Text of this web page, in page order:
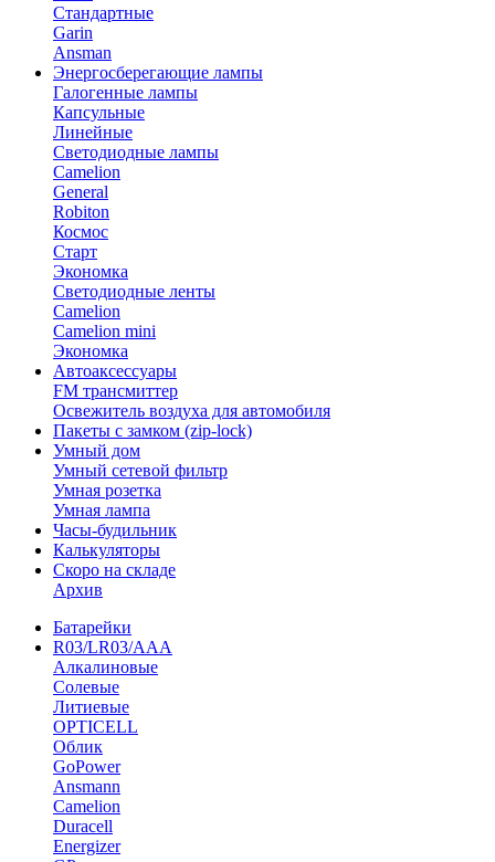
Стандартные
Garin
Ansman
Энергосберегающие лампы
Галогенные лампы
Капсульные
Линейные
Светодиодные лампы
Camelion
General
Robiton
Космос
Старт
Экономка
Светодиодные ленты
Camelion
Camelion mini
Экономка
Автоаксессуары
FM трансмиттер
Освежитель воздуха для автомобиля
Пакеты с замком (zip-lock)
Умный дом
Умный сетевой фильтр
Умная розетка
Умная лампа
Часы-будильник
Калькуляторы
Скоро на складе
Архив
Батарейки
R03/LR03/AAA
Алкалиновые
Солевые
Литиевые
OPTICELL
Облик
GoPower
Ansmann
Camelion
Duracell
Energizer